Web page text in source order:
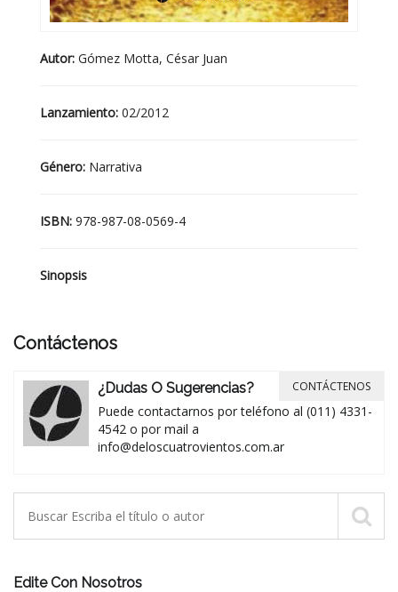
Autor: Gómez Motta, César Juan
Lanzamiento: 02/2012
Género: Narrativa
ISBN: 978-987-08-0569-4
Sinopsis
Contáctenos
¿Dudas O Sugerencias?
Puede contactarnos por teléfono al (011) 4331-
4542 o por mail a
info@deloscuatrovientos.com.ar
CONTÁCTENOS
Edite Con Nosotros